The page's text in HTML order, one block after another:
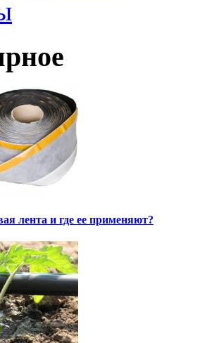
лента и где ее применяют?